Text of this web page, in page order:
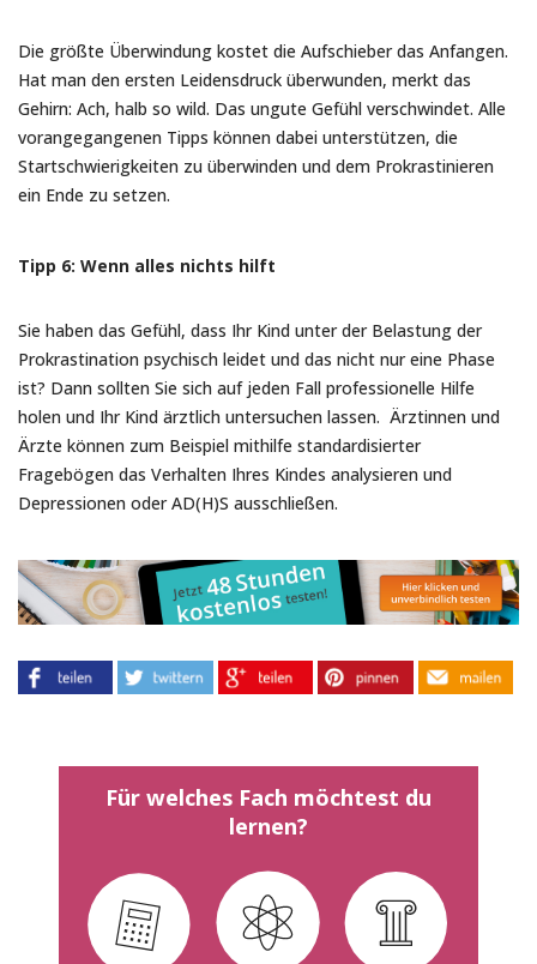
Die größte Überwindung kostet die Aufschieber das Anfangen.
Hat man den ersten Leidensdruck überwunden, merkt das
Gehirn: Ach, halb so wild. Das ungute Gefühl verschwindet. Alle
vorangegangenen Tipps können dabei unterstützen, die
Startschwierigkeiten zu überwinden und dem Prokrastinieren
ein Ende zu setzen.
Tipp 6: Wenn alles nichts hilft
Sie haben das Gefühl, dass Ihr Kind unter der Belastung der
Prokrastination psychisch leidet und das nicht nur eine Phase
ist? Dann sollten Sie sich auf jeden Fall professionelle Hilfe
holen und Ihr Kind ärztlich untersuchen lassen. Ärztinnen und
Ärzte können zum Beispiel mithilfe standardisierter
Fragebögen das Verhalten Ihres Kindes analysieren und
Depressionen oder AD(H)S ausschließen.
Für welches Fach möchtest du
lernen?